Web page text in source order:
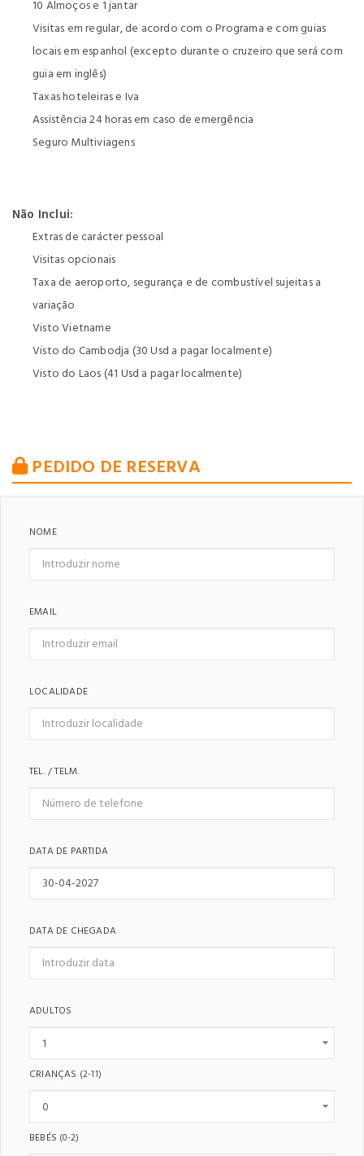
10 Almoços e 1 jantar
Visitas em regular, de acordo com o Programa e com guias
locais em espanhol (excepto durante o cruzeiro que será com
guia em inglês)
Taxas hoteleiras e Iva
Assistência 24 horas em caso de emergência
Seguro Multiviagens
Não Inclui:
Extras de carácter pessoal
Visitas opcionais
Taxa de aeroporto, segurança e de combustível sujeitas a
variação
Visto Vietname
Visto do Cambodja (30 Usd a pagar localmente)
Visto do Laos (41 Usd a pagar localmente)
PEDIDO DE RESERVA
NOME
EMAIL
LOCALIDADE
TEL. / TELM.
DATA DE PARTIDA
DATA DE CHEGADA
ADULTOS
CRIANÇAS (2-11)
BEBÉS (0-2)